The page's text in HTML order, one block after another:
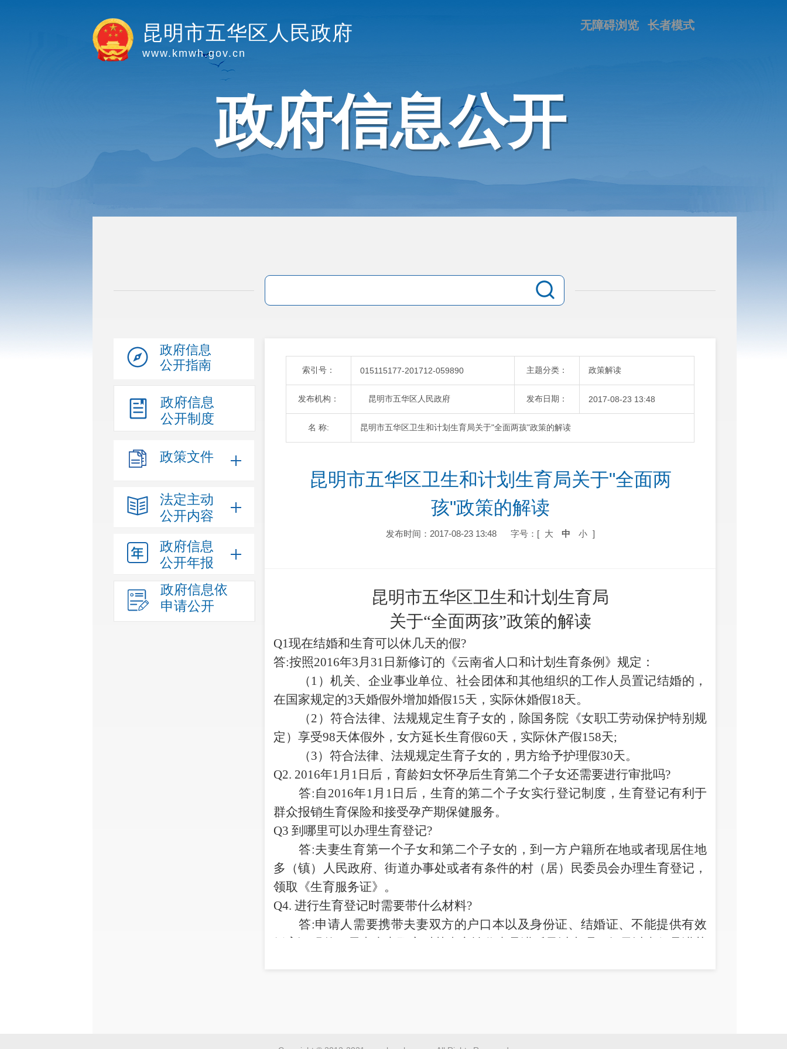
昆明市五华区人民政府
www.kmwh.gov.cn
长者模式
无障碍浏览
政府信息公开
政府信息
公开指南
政府信息
公开制度
政策文件
法定主动
公开内容
政府信息
公开年报
政府信息依
申请公开
索引号： 015115177-201712-059890 主题分类： 政策解读
发布机构： 昆明市五华区人民政府 发布日期： 2017-08-23 13:48
名 称: 昆明市五华区卫生和计划生育局关于"全面两孩"政策的解读
昆明市五华区卫生和计划生育局关于"全面两
孩"政策的解读
发布时间：2017-08-23 13:48 字号：[ 大 中 小 ]
昆明市五华区卫生和计划生育局
关于“全面两孩”政策的解读
Q1现在结婚和生育可以休几天的假?
答:按照2016年3月 31 日新修订的《云南省人口和计划生育条例》规定 ：
（ 1 ）机关、企业事业单位、 社会团体和其他组织的工作人员置记结婚的 ，
在国家规定的3天婚假外增加婚假15天 ， 实际休婚假18天。
（2 ）符合法律、法规规定生育子女的 ， 除国务院《女职工劳动保护特别规
定 ） 享受98天体假外 ， 女方延长生育假60天 ， 实际休产假158天;
（3） 符合法律、 法规规定生育子女的 ， 男方给予护理假30天。
Q2. 2016年1月 1 日后 ， 育龄妇女怀孕后生育第二个子女还需要进行审批吗?
答: 自 2016年1月 1 日后 ， 生育的第二个子女实行登记制度 ， 生育登记有利于
群众报销生育保险和接受孕产期保健服务。
Q3 到哪里可以办理生育登记?
答:夫妻生育第一个子女和第二个子女的 ，到一方户籍所在地或者现居住地
多 （镇） 人民政府、街道办事处或者有条件的村 （居） 民委员会办理生育登记 ，
领取《生育服务证》 。
Q4. 进行生育登记时需要带什么材料?
答:申请人需要携带夫妻双方的户口本以及身份证、 结婚证、不能提供有效